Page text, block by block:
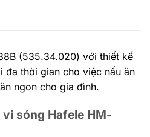
(535.34.020) với thiết kế
đa thời gian cho việc nấu ăn
ngon cho gia đình.
sóng Hafele HM-